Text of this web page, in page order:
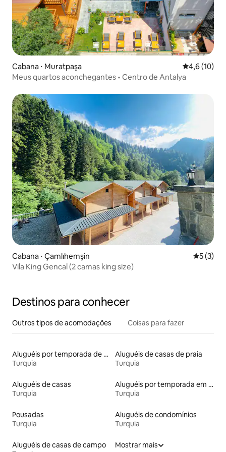
Cabana ⋅ Muratpaşa 4,6 de uma
4,6 (10)
Meus quartos aconchegantes • Centro de Antalya
Cabana ⋅ Çamlıhemşin 5 de
5 (3)
Vila King Gencal (2 camas king size)
Destinos para conhecer
Outros tipos de acomodações Coisas para fazer
Aluguéis por temporada de acomodações de luxo
Turquia
Aluguéis de casas de praia
Turquia
Aluguéis de casas
Turquia
Aluguéis por temporada em resorts
Turquia
Pousadas
Turquia
Aluguéis de condomínios
Turquia
Aluguéis de casas de campo
Mostrar mais